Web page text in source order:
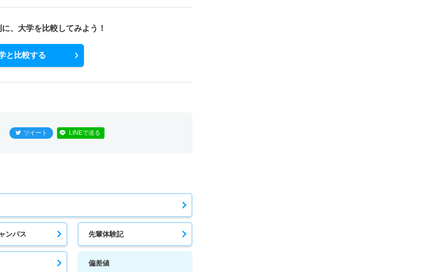
、 大学を比較してみよう！
と比較する
ツイート LINEで送る
ンパス 先輩体験記
偏差値